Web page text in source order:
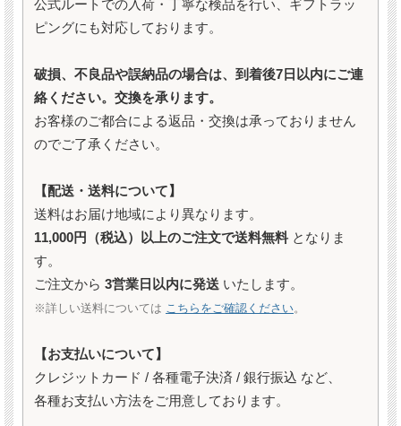
公式ルートでの入荷・丁寧な検品を行い、ギフトラッ
ピングにも対応しております。
破損、不良品や誤納品の場合は、到着後7日以内にご連
絡ください。交換を承ります。
お客様のご都合による返品・交換は承っておりません
のでご了承ください。
【配送・送料について】
送料はお届け地域により異なります。
11,000円（税込）以上のご注文で送料無料 となりま
す。
ご注文から 3営業日以内に発送 いたします。
※詳しい送料については こちらをご確認ください。
【お支払いについて】
クレジットカード / 各種電子決済 / 銀行振込 など、
各種お支払い方法をご用意しております。